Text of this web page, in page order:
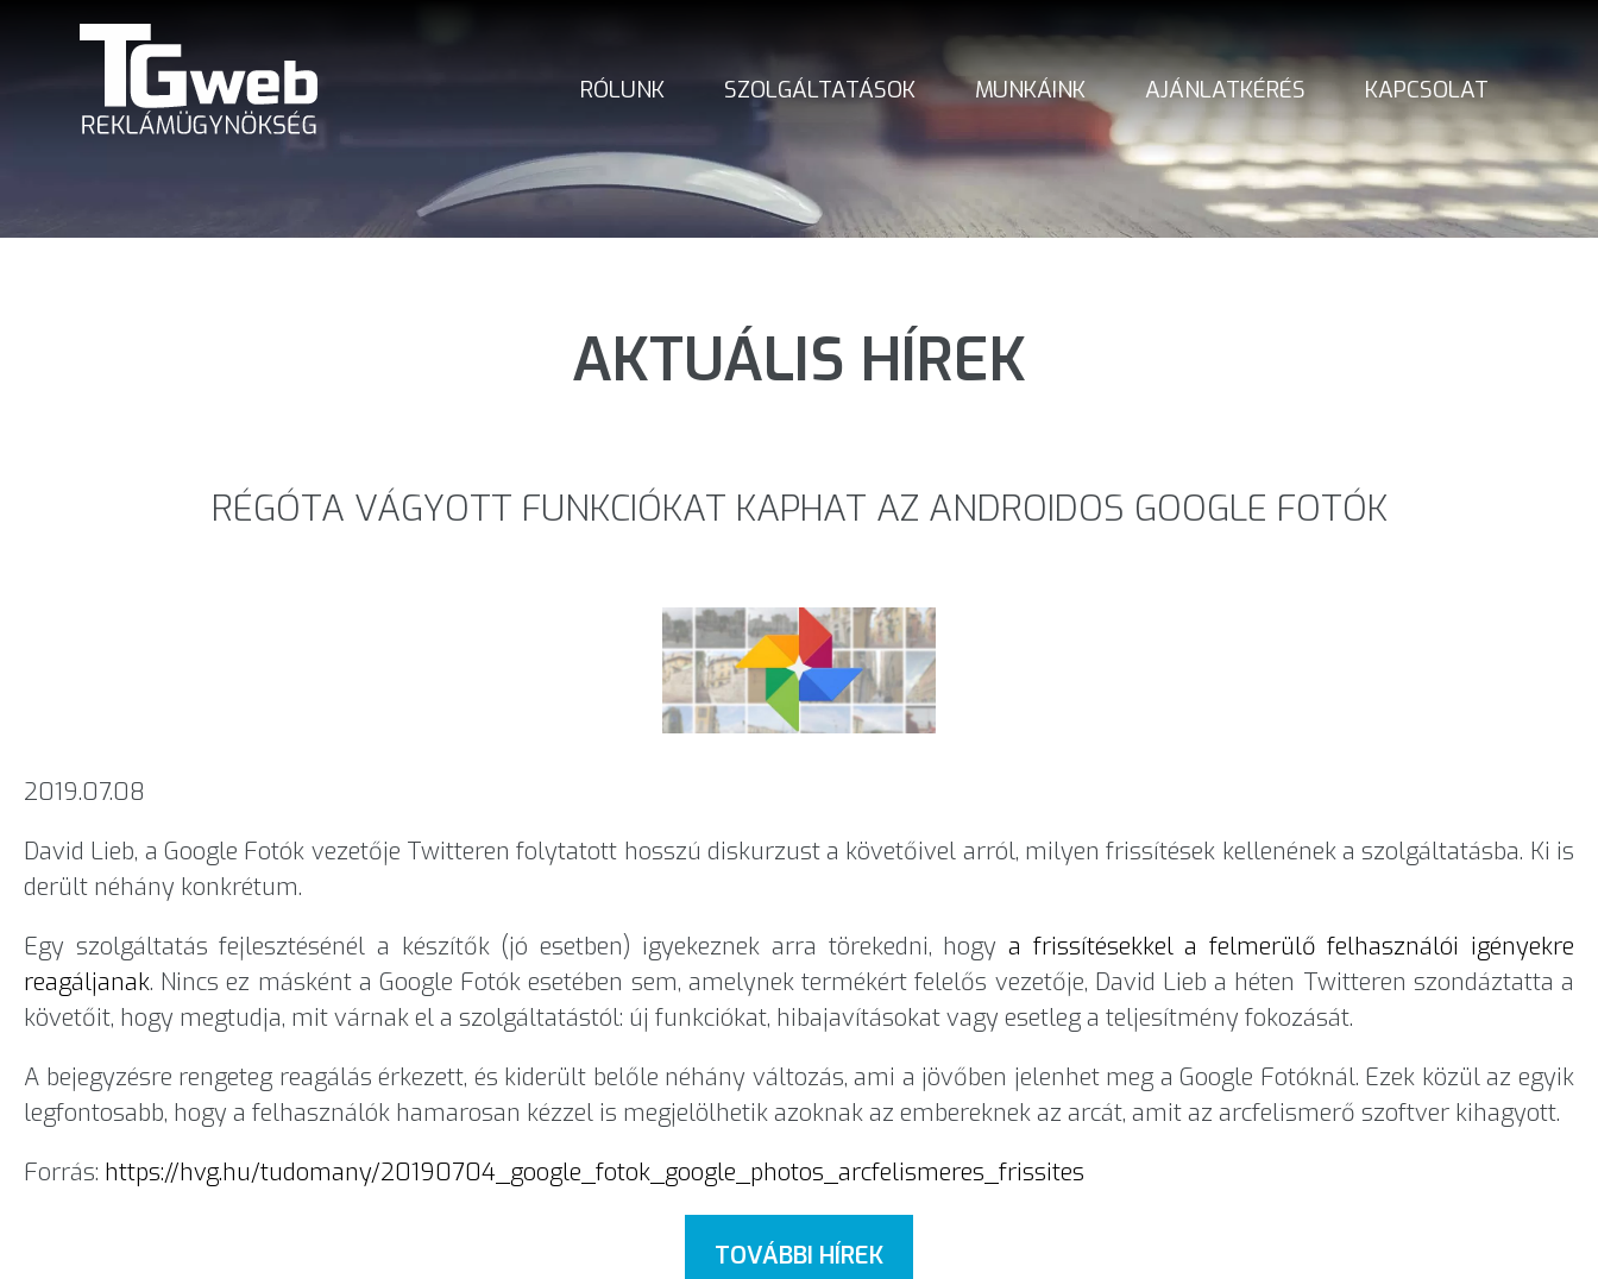
RÓLUNK SZOLGÁLTATÁSOK MUNKÁINK AJÁNLATKÉRÉS KAPCSOLAT
AKTUÁLIS HÍREK
RÉGÓTA VÁGYOTT FUNKCIÓKAT KAPHAT AZ ANDROIDOS GOOGLE FOTÓK
2019.07.08
David Lieb, a Google Fotók vezetője Twitteren folytatott hosszú diskurzust a követőivel arról, milyen frissítések kellenének a szolgáltatásba. Ki is
derült néhány konkrétum.
Egy szolgáltatás fejlesztésénél a készítők (jó esetben) igyekeznek arra törekedni, hogy a frissítésekkel a felmerülő felhasználói igényekre
reagáljanak. Nincs ez másként a Google Fotók esetében sem, amelynek termékért felelős vezetője, David Lieb a héten Twitteren szondáztatta a
követőit, hogy megtudja, mit várnak el a szolgáltatástól: új funkciókat, hibajavításokat vagy esetleg a teljesítmény fokozását.
A bejegyzésre rengeteg reagálás érkezett, és kiderült belőle néhány változás, ami a jövőben jelenhet meg a Google Fotóknál. Ezek közül az egyik
legfontosabb, hogy a felhasználók hamarosan kézzel is megjelölhetik azoknak az embereknek az arcát, amit az arcfelismerő szoftver kihagyott.
Forrás: https://hvg.hu/tudomany/20190704_google_fotok_google_photos_arcfelismeres_frissites
TOVÁBBI HÍREK